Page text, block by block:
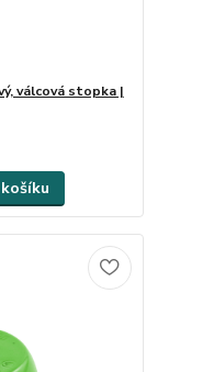
válcová stopka |